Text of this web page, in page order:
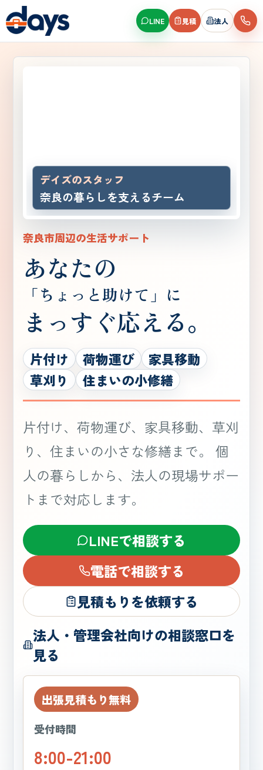
LINE 見積 法人
デイズのスタッフ
奈良の暮らしを支えるチーム
奈良市周辺の生活サポート
あなたの
「ちょっと助けて」に
まっすぐ応える。
片付け 荷物運び
家具移動
草刈り
住まいの小修繕
片付け、荷物運び、家具移動、草刈
り、住まいの小さな修繕まで。 個
人の暮らしから、法人の現場サポー
トまで対応します。
LINEで相談する
電話で相談する
見積もりを依頼する
法人・管理会社向けの相談窓口を
見る
出張見積もり無料
受付時間
8:00-21:00